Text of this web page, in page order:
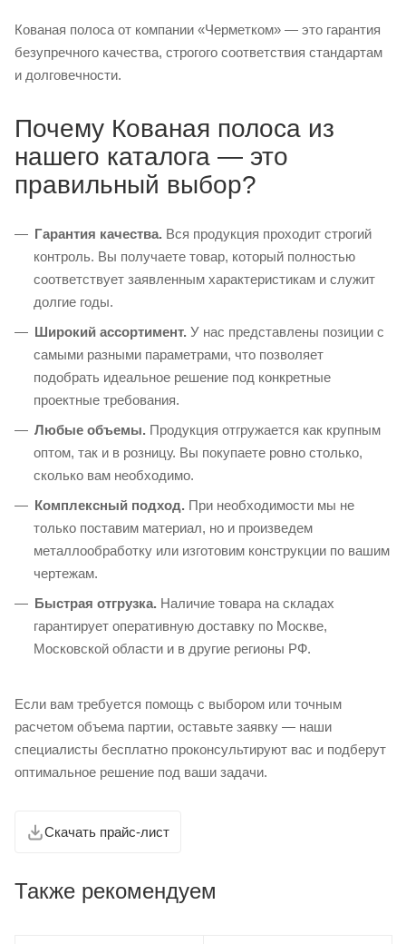
Кованая полоса от компании «Черметком» — это гарантия
безупречного качества, строгого соответствия стандартам
и долговечности.
Почему Кованая полоса из
нашего каталога — это
правильный выбор?
Гарантия качества. Вся продукция проходит строгий
контроль. Вы получаете товар, который полностью
соответствует заявленным характеристикам и служит
долгие годы.
Широкий ассортимент. У нас представлены позиции с
самыми разными параметрами, что позволяет
подобрать идеальное решение под конкретные
проектные требования.
Любые объемы. Продукция отгружается как крупным
оптом, так и в розницу. Вы покупаете ровно столько,
сколько вам необходимо.
Комплексный подход. При необходимости мы не
только поставим материал, но и произведем
металлообработку или изготовим конструкции по вашим
чертежам.
Быстрая отгрузка. Наличие товара на складах
гарантирует оперативную доставку по Москве,
Московской области и в другие регионы РФ.
Если вам требуется помощь с выбором или точным
расчетом объема партии, оставьте заявку — наши
специалисты бесплатно проконсультируют вас и подберут
оптимальное решение под ваши задачи.
Скачать прайс-лист
Также рекомендуем